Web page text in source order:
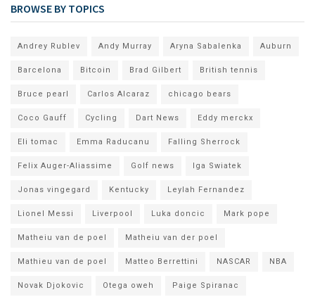
BROWSE BY TOPICS
Andrey Rublev Andy Murray Aryna Sabalenka Auburn
Barcelona Bitcoin Brad Gilbert British tennis
Bruce pearl Carlos Alcaraz chicago bears
Coco Gauff Cycling Dart News Eddy merckx
Eli tomac Emma Raducanu Falling Sherrock
Felix Auger-Aliassime Golf news Iga Swiatek
Jonas vingegard Kentucky Leylah Fernandez
Lionel Messi Liverpool Luka doncic Mark pope
Matheiu van de poel Matheiu van der poel
Mathieu van de poel Matteo Berrettini NASCAR NBA
Novak Djokovic Otega oweh Paige Spiranac